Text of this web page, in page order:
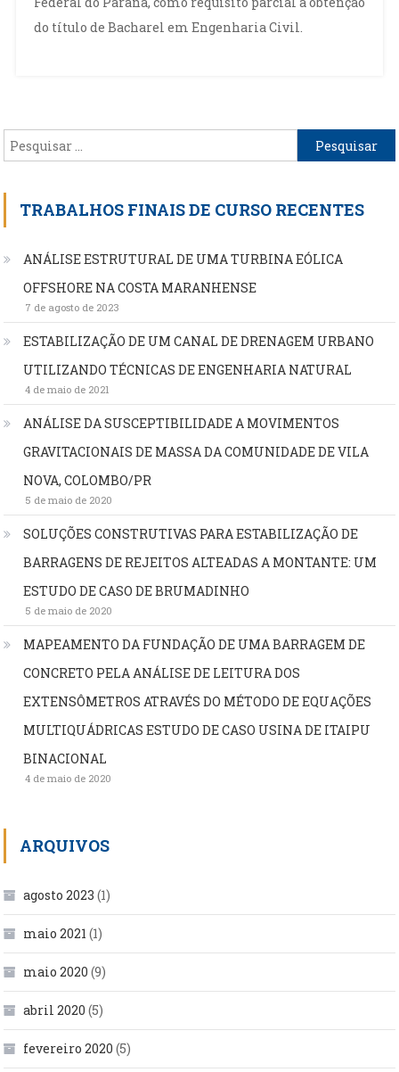
do título de Bacharel em Engenharia Civil.
Pesquisar
por:
TRABALHOS FINAIS DE CURSO RECENTES
ANÁLISE ESTRUTURAL DE UMA TURBINA EÓLICA
OFFSHORE NA COSTA MARANHENSE
7 de agosto de 2023
ESTABILIZAÇÃO DE UM CANAL DE DRENAGEM URBANO
UTILIZANDO TÉCNICAS DE ENGENHARIA NATURAL
4 de maio de 2021
ANÁLISE DA SUSCEPTIBILIDADE A MOVIMENTOS
GRAVITACIONAIS DE MASSA DA COMUNIDADE DE VILA
NOVA, COLOMBO/PR
5 de maio de 2020
SOLUÇÕES CONSTRUTIVAS PARA ESTABILIZAÇÃO DE
BARRAGENS DE REJEITOS ALTEADAS A MONTANTE: UM
ESTUDO DE CASO DE BRUMADINHO
5 de maio de 2020
MAPEAMENTO DA FUNDAÇÃO DE UMA BARRAGEM DE
CONCRETO PELA ANÁLISE DE LEITURA DOS
EXTENSÔMETROS ATRAVÉS DO MÉTODO DE EQUAÇÕES
MULTIQUÁDRICAS ESTUDO DE CASO USINA DE ITAIPU
BINACIONAL
4 de maio de 2020
ARQUIVOS
agosto 2023 (1)
maio 2021 (1)
maio 2020 (9)
abril 2020 (5)
fevereiro 2020 (5)